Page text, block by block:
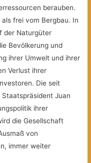
berauben.
frei vom Bergbau. In
der Naturgüter
Bevölkerung und
ihrer Umwelt und ihrer
Verlust ihrer
Die seit
Juan
ihrer
die Gesellschaft
von
immer weiter